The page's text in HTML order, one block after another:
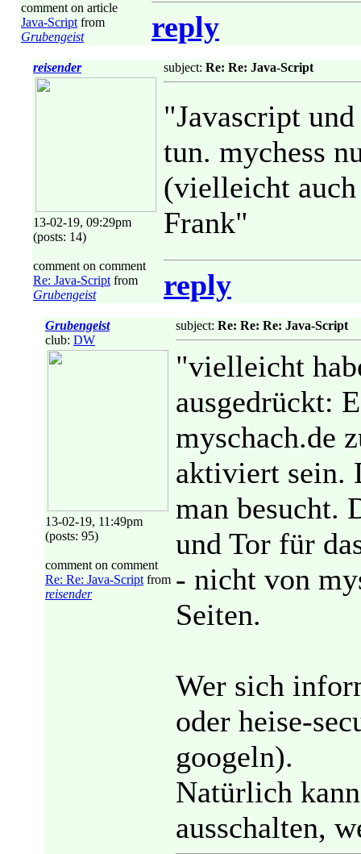
comment on article
Java-Script from
Grubengeist
reply
reisender
13-02-19, 09:29pm
(posts: 14)
comment on comment
Re: Java-Script from
Grubengeist
subject: Re: Re: Java-Script
"Javascript
tun. mychess
(vielleicht
Frank"
reply
Grubengeist
club: DW
13-02-19, 11:49pm
(posts: 95)
comment on comment
Re: Re: Java-Script from
reisender
subject: Re: Re: Re: Java-Script
"vielleicht
ausgedrückt:
myschach.de
aktiviert sein.
man besucht.
und Tor für
- nicht von
Seiten.
Wer sich
oder heise-
googeln).
Natürlich
ausschalten,